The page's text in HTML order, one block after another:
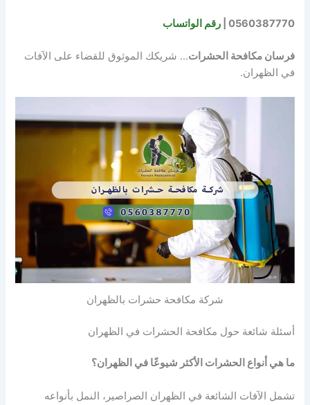
0560387770 | رقم الواتساب
فرسان مكافحة الحشرات… شريكك الموثوق للقضاء على الآفات
في الظهران.
شركة مكافحة حشرات بالظهران
أسئلة شائعة حول مكافحة الحشرات في الظهران
ما هي أنواع الحشرات الأكثر شيوعًا في الظهران؟
تشمل الآفات الشائعة في الظهران الصراصير، النمل بأنواعه